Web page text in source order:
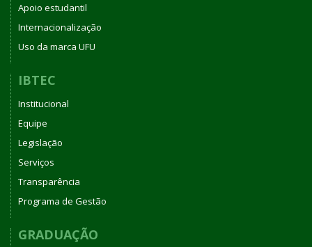
Apoio estudantil
Internacionalização
Uso da marca UFU
IBTEC
Institucional
Equipe
Legislação
Serviços
Transparência
Programa de Gestão
GRADUAÇÃO